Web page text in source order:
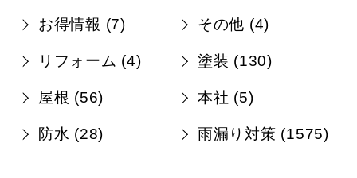
お得情報 (7) その他 (4)
リフォーム (4) 塗装 (130)
屋根 (56) 本社 (5)
防水 (28) 雨漏り対策 (1575)